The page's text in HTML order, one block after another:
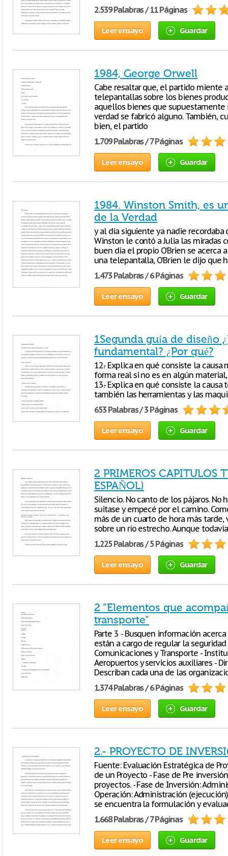
2.539 Palabras / 11 Páginas
Leer ensayo Guardar
1984, George Orwell
Cabe resaltar que, el partido miente
telepantallas sobre los bienes
aquellos bienes que supuestamente
verdad se fabricó alguno. También,
bien, el partido
1.709 Palabras / 7 Páginas
Leer ensayo Guardar
1984. Winston Smith, es
de la Verdad
y al día siguiente ya nadie
Winston le contó a Julia las miradas
buen día el propio O’Brien se acerca
una telepantalla, O’Brien le dijo que
1.473 Palabras / 6 Páginas
Leer ensayo Guardar
1Segunda guía de diseño
fundamental? ¿Por qué?
12.- Explica en qué consiste la
forma real si no es en algún
13.- Explica en qué consiste la
también las herramientas y las
653 Palabras / 3 Páginas
Leer ensayo Guardar
2 PRIMEROS CAPITULOS
ESPAÑOL)
Silencio. No canto de los pájaros. No
suitase y empecé por el camino.
más de un cuarto de hora más
sobre un río estrecho. Aunque
1.225 Palabras / 5 Páginas
Leer ensayo Guardar
2 “Elementos que
transporte”
Parte 3 - Busquen información
están a cargo de regular la
Comunicaciones y Transporte -
Aeropuertos y servicios auxiliares -
Describan cada una de las
1.374 Palabras / 6 Páginas
Leer ensayo Guardar
2.- PROYECTO DE
Fuente: Evaluación Estratégica de
de un Proyecto - Fase de Pre
proyectos. - Fase de Inversión:
Operación: Administración (ejecución).
se encuentra la formulación y
1.668 Palabras / 7 Páginas
Leer ensayo Guardar